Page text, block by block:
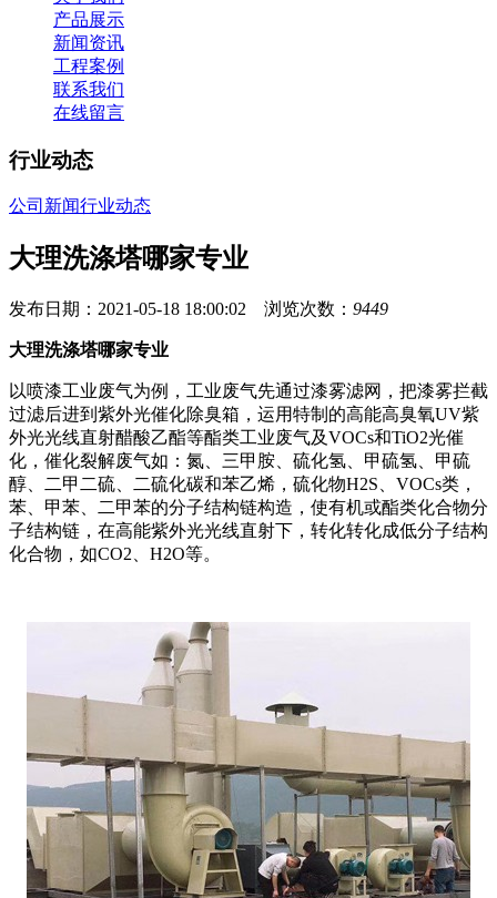
产品展示
新闻资讯
工程案例
联系我们
在线留言
行业动态
公司新闻行业动态
大理洗涤塔哪家专业
发布日期：2021-05-18 18:00:02 浏览次数： 9449
大理洗涤塔哪家专业
以喷漆工业废气为例，工业废气先通过漆雾滤网，把漆雾拦截
过滤后进到紫外光催化除臭箱，运用特制的高能高臭氧UV紫
外光光线直射醋酸乙酯等酯类工业废气及VOCs和TiO2光催
化，催化裂解废气如：氮、三甲胺、硫化氢、甲硫氢、甲硫
醇、二甲二硫、二硫化碳和苯乙烯，硫化物H2S、VOCs类，
苯、甲苯、二甲苯的分子结构链构造，使有机或酯类化合物分
子结构链，在高能紫外光光线直射下，转化转化成低分子结构
化合物，如CO2、H2O等。